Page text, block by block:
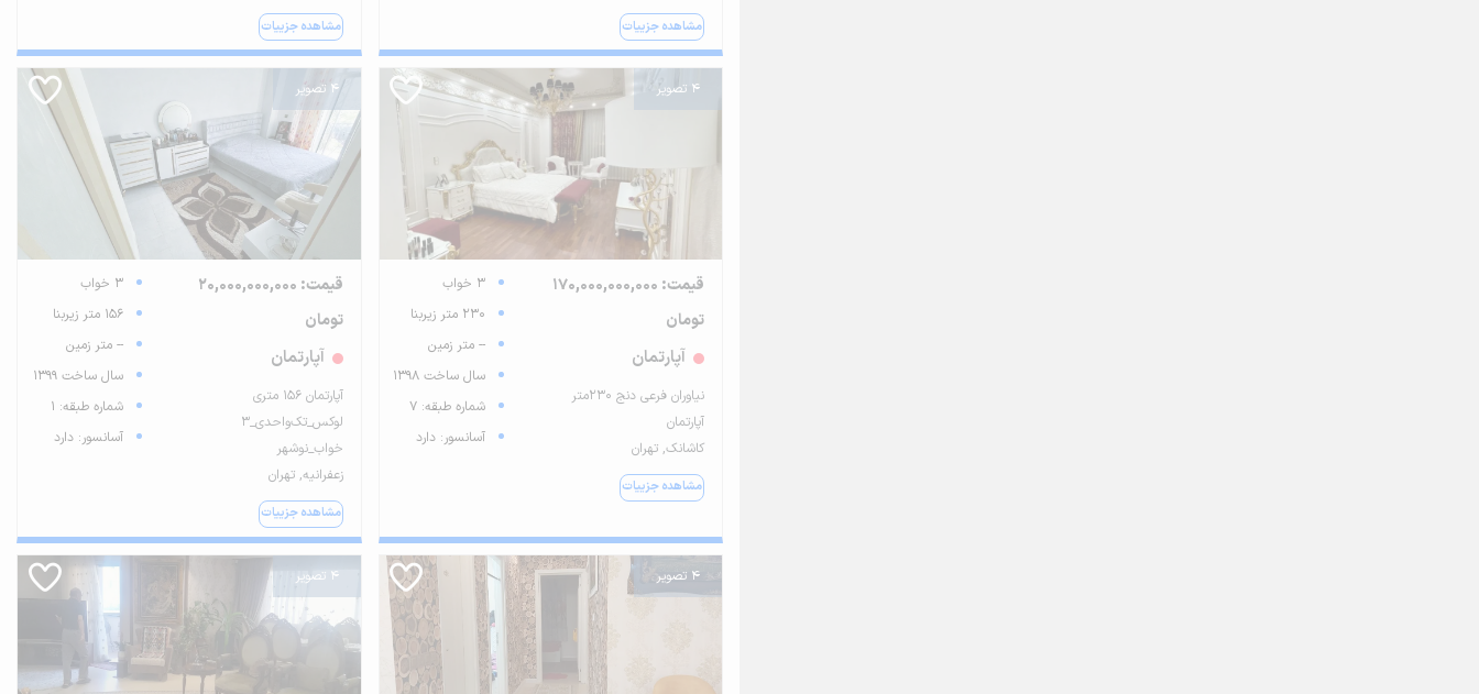
مشاهده جزییات مشاهده جزییات
4 تصویر
قیمت: 170,000,000,000
تومان
آپارتمان
نیاوران فرعی دنج ۲۳۰متر
آپارتمان
کاشانک, تهران
مشاهده جزییات
3 خواب
230 متر زیربنا
-- متر زمین
سال ساخت 1398
شماره طبقه: 7
آسانسور: دارد
4 تصویر
قیمت: 20,000,000,000
تومان
آپارتمان
آپارتمان 156 متری
لوکس_تک‌واحدی_3
خواب_نوشهر
زعفرانیه, تهران
مشاهده جزییات
3 خواب
156 متر زیربنا
-- متر زمین
سال ساخت 1399
شماره طبقه: 1
آسانسور: دارد
4 تصویر 4 تصویر